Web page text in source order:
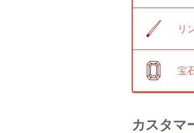
リ
宝
カスタマ